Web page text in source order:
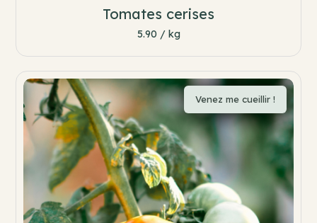
Tomates cerises
5.90 / kg
Venez me cueillir !